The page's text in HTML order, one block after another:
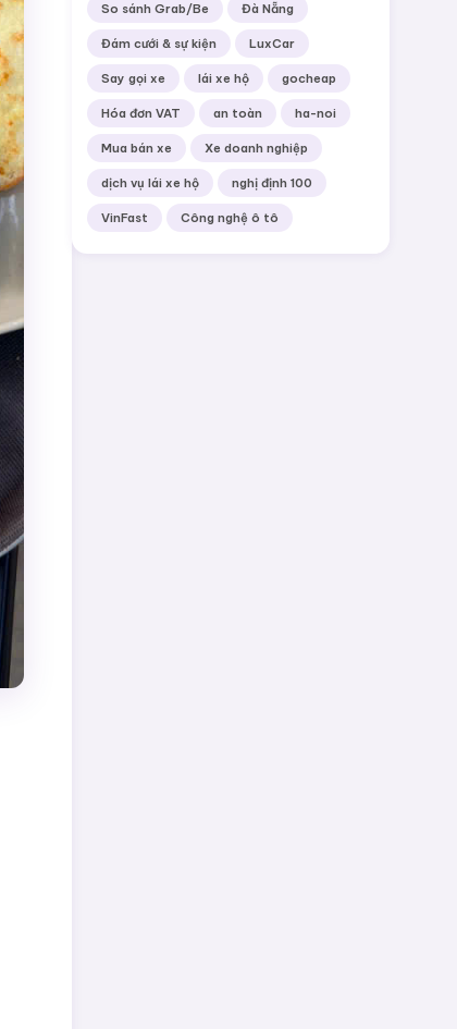
So sánh Grab/Be Đà Nẵng
Đám cưới & sự kiện LuxCar
Say gọi xe lái xe hộ gocheap
Hóa đơn VAT an toàn ha-noi
Mua bán xe Xe doanh nghiệp
dịch vụ lái xe hộ nghị định 100
VinFast Công nghệ ô tô